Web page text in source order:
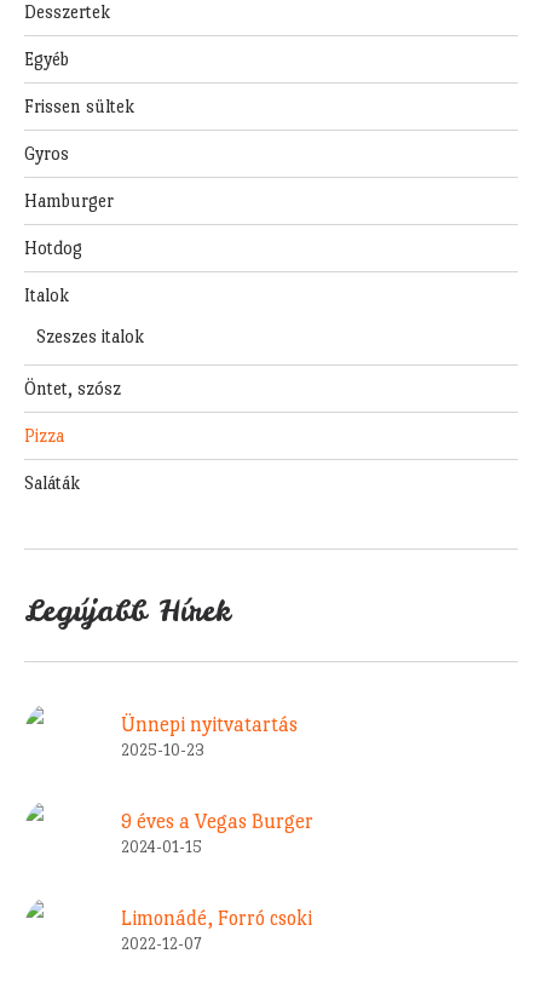
Desszertek
Egyéb
Frissen sültek
Gyros
Hamburger
Hotdog
Italok
Szeszes italok
Öntet, szósz
Pizza
Saláták
Legújabb Hírek
Ünnepi nyitvatartás
2025-10-23
9 éves a Vegas Burger
2024-01-15
Limonádé, Forró csoki
2022-12-07